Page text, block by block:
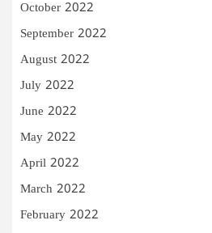
October 2022
September 2022
August 2022
July 2022
June 2022
May 2022
April 2022
March 2022
February 2022